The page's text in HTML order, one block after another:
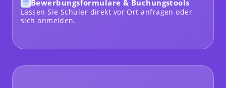
Bewerbungsformulare & Buchungstools
Lassen Sie Schüler direkt vor Ort anfragen oder
sich anmelden.